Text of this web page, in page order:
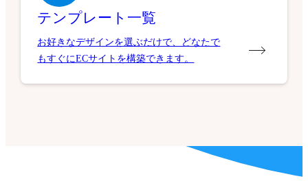
テンプレート一覧
お好きなデザインを選ぶだけで、どなたで
もすぐにECサイトを構築できます。